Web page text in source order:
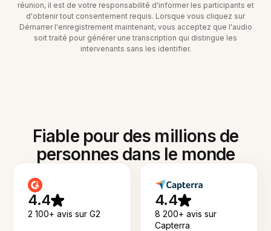
réunion, il est de votre responsabilité d'informer les participants et
d'obtenir tout consentement requis. Lorsque vous cliquez sur
Démarrer l'enregistrement maintenant, vous acceptez que l'audio
soit traité pour générer une transcription qui distingue les
intervenants sans les identifier.
Fiable pour des millions de
personnes dans le monde
4.4
2 100+ avis sur G2
4.4
8 200+ avis sur
Capterra